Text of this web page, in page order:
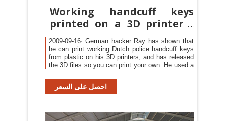
Working handcuff keys
printed on a 3D printer /
Boing Boing
2009-09-16· German hacker Ray has shown that
he can print working Dutch police handcuff keys
from plastic on his 3D printers, and has released
the 3D files so you can print your own: He used a
احصل على السعر